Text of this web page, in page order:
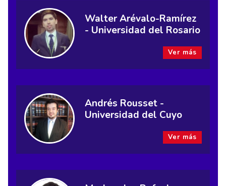
Walter Arévalo-Ramírez
- Universidad del Rosario
Ver más
Andrés Rousset -
Universidad del Cuyo
Ver más